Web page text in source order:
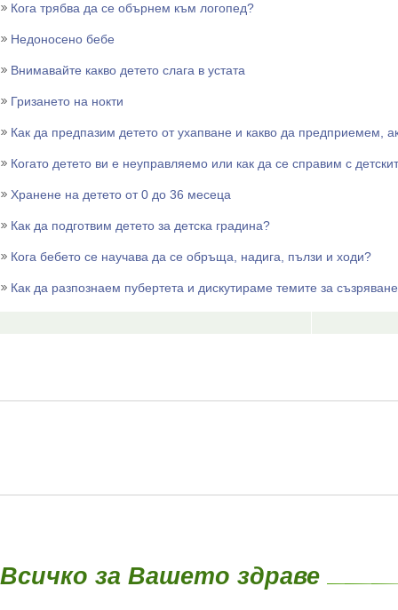
Кога трябва да се обърнем към логопед?
Недоносено бебе
Внимавайте какво детето слага в устата
Гризането на нокти
Как да предпазим детето от ухапване и какво да предприемем,
Когато детето ви е неуправляемо или как да се справим с
Хранене на детето от 0 до 36 месеца
Как да подготвим детето за детска градина?
Кога бебето се научава да се обръща, надига, пълзи и ходи?
Как да разпознаем пубертета и дискутираме темите за
Всичко за Вашето здраве